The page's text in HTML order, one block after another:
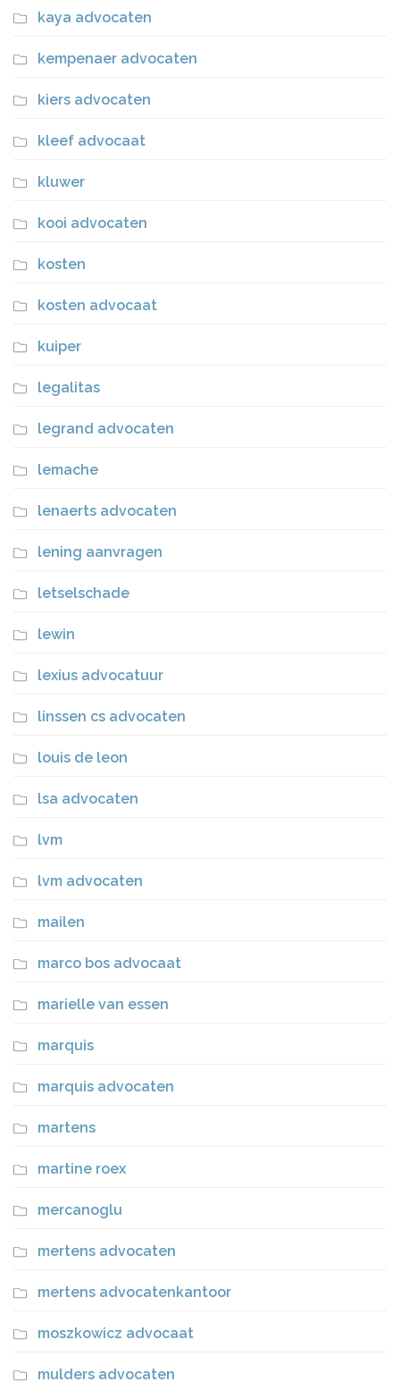
kaya advocaten
kempenaer advocaten
kiers advocaten
kleef advocaat
kluwer
kooi advocaten
kosten
kosten advocaat
kuiper
legalitas
legrand advocaten
lemache
lenaerts advocaten
lening aanvragen
letselschade
lewin
lexius advocatuur
linssen cs advocaten
louis de leon
lsa advocaten
lvm
lvm advocaten
mailen
marco bos advocaat
marielle van essen
marquis
marquis advocaten
martens
martine roex
mercanoglu
mertens advocaten
mertens advocatenkantoor
moszkowicz advocaat
mulders advocaten